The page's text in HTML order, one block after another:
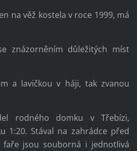
na věž kostela v roce 1999, má
znázorněním důležitých míst
a lavičkou v háji, tak zvanou
rodného domku v Třebízi,
1:20. Stával na zahrádce před
jsou souborná i jednotlivá